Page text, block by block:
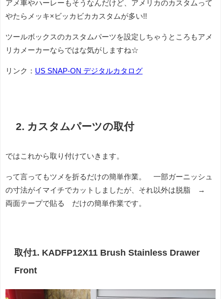
アメ車やハーレーもそうなんだけど、アメリカのカスタムって
やたらメッキ×ビッカビカカスタムが多い!!
ツールボックスのカスタムパーツを設定しちゃうところもアメ
リカメーカーならではな気がしますね☆
リンク： US SNAP-ON デジタルカタログ
2. カスタムパーツの取付
ではこれから取り付けていきます。
って言ってもツメを折るだけの簡単作業。 一部ガーニッシュ
の寸法がイマイチでカットしましたが、それ以外は脱脂 →
両面テープで貼る だけの簡単作業です。
取付1. KADFP12X11 Brush Stainless Drawer
Front